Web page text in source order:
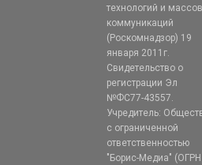
технологий и
коммуникаций
(Роскомнадзор) 19
января 2011г.
Свидетельство о
регистрации Эл
№ФС77-43557.
Учредитель:
с ограниченной
ответственностью
"Борис-Медиа" (ОГРН